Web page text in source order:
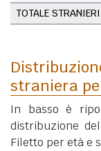
TOTALE STRANIERI
straniera
In basso è
distribuzione
Filetto per età e